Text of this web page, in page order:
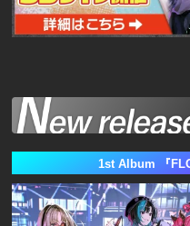
1st Album 『